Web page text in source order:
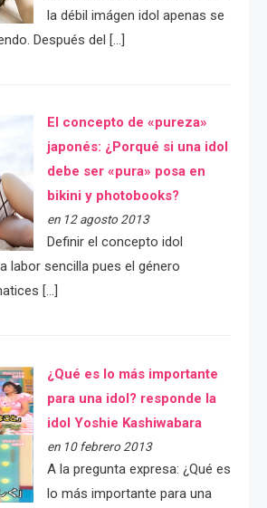
la débil imágen idol apenas se
Después del […]
El concepto de «pureza»
japonés: ¿Porqué si una idol
debe ser «pura» posa en
bikini y photobooks?
en 12 agosto 2013
Definir el concepto idol
labor sencilla pues el género
[…]
¿Qué es lo más importante
para una idol? responde la
idol Yoshie Kashiwabara
en 10 febrero 2013
A la pregunta expresa: ¿Qué es
lo más importante para una